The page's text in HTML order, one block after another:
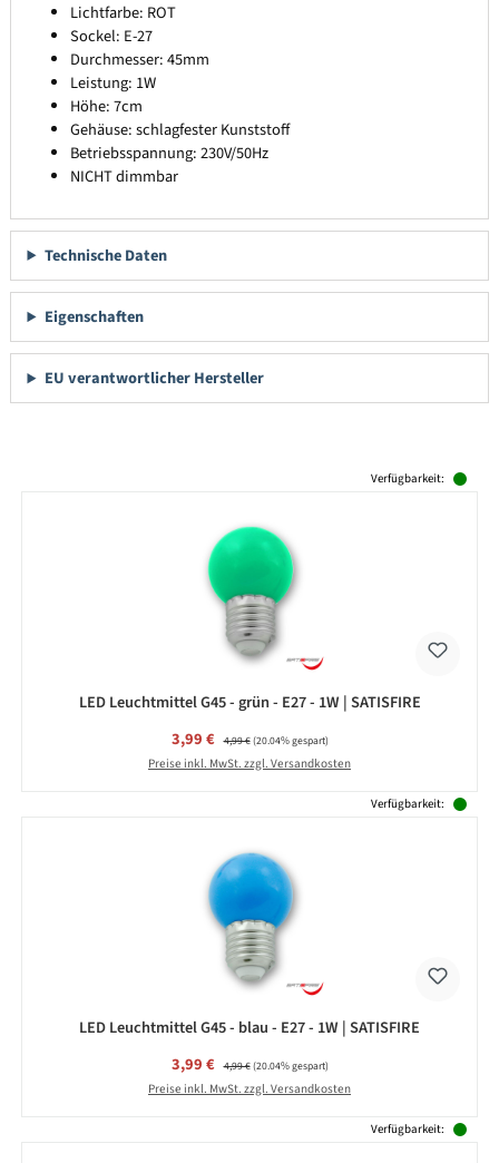
Lichtfarbe: ROT
Sockel: E-27
Durchmesser: 45mm
Leistung: 1W
Höhe: 7cm
Gehäuse: schlagfester Kunststoff
Betriebsspannung: 230V/50Hz
NICHT dimmbar
Technische Daten
Eigenschaften
EU verantwortlicher Hersteller
Verfügbarkeit:
LED Leuchtmittel G45 - grün - E27 - 1W | SATISFIRE
Verkaufspreis:
3,99 € Regulärer Preis:
4,99 €(20.04% gespart)
Preise inkl. MwSt. zzgl. Versandkosten
Verfügbarkeit:
LED Leuchtmittel G45 - blau - E27 - 1W | SATISFIRE
Verkaufspreis:
3,99 € Regulärer Preis:
4,99 €(20.04% gespart)
Preise inkl. MwSt. zzgl. Versandkosten
Verfügbarkeit: